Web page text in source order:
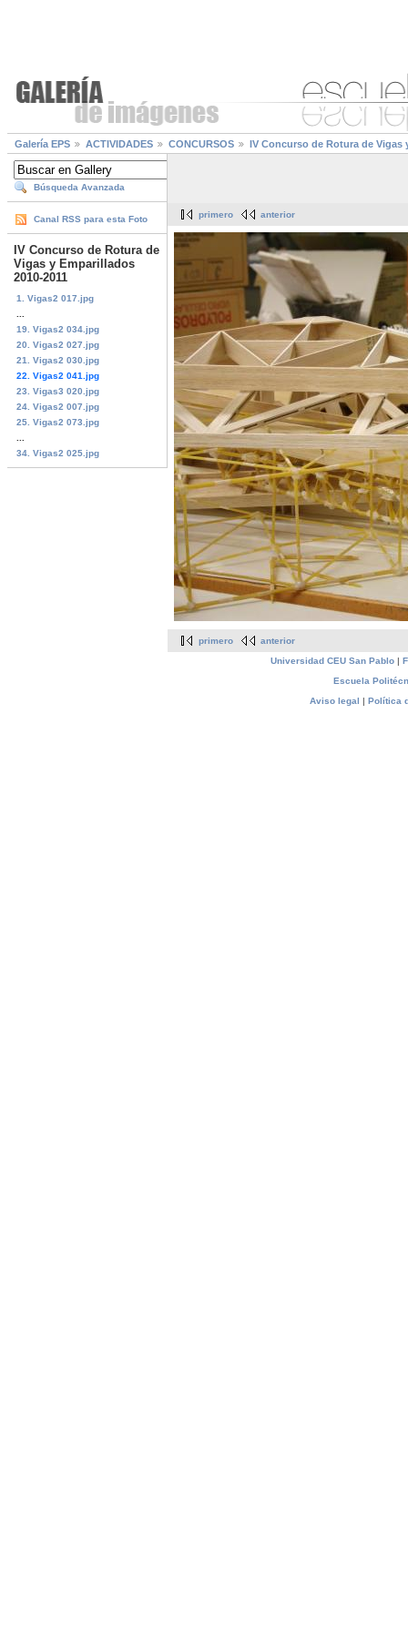
Galería EPS ACTIVIDADES CONCURSOS IV Concurso de Rotura de Vigas
Búsqueda Avanzada
Canal RSS para esta Foto
IV Concurso de Rotura de
Vigas y Emparillados
2010-2011
1. Vigas2 017.jpg
19. Vigas2 034.jpg
20. Vigas2 027.jpg
21. Vigas2 030.jpg
22. Vigas2 041.jpg
23. Vigas3 020.jpg
24. Vigas2 007.jpg
25. Vigas2 073.jpg
34. Vigas2 025.jpg
primero anterior
primero
anterior
Universidad CEU San Pablo|
Escuela
Aviso legal | Política